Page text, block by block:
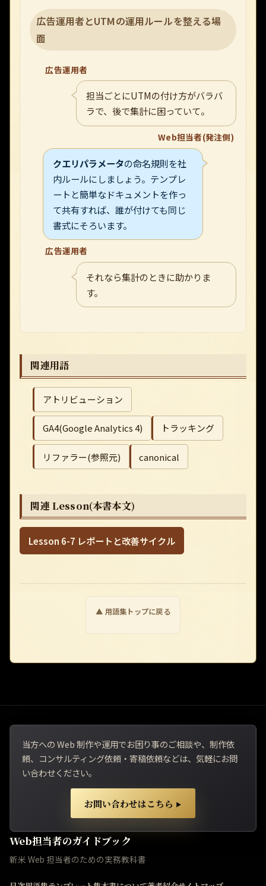
広告運用者とUTMの運用ルールを整える場
面
広告運用者
担当ごとにUTMの付け方がバラバ
ラで、後で集計に困っていて。
Web担当者(発注側)
クエリパラメータの命名規則を社
内ルールにしましょう。テンプレ
ートと簡単なドキュメントを作っ
て共有すれば、誰が付けても同じ
書式にそろいます。
広告運用者
それなら集計のときに助かりま
す。
関連用語
アトリビューション
GA4(Google Analytics 4) トラッキング
リファラー(参照元) canonical
関連 Lesson(本書本文)
Lesson 6-7 レポートと改善サイクル
▲ 用語集トップに戻る
Web担当者のガイドブック
新米 Web 担当者のための実務教科書
当方への Web 制作や運用でお困り事のご相談や、制作依
頼、コンサルティング依頼・寄稿依頼などは、気軽にお問
い合わせください。
お問い合わせはこちら ▶